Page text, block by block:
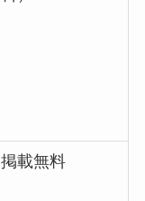
掲載無料